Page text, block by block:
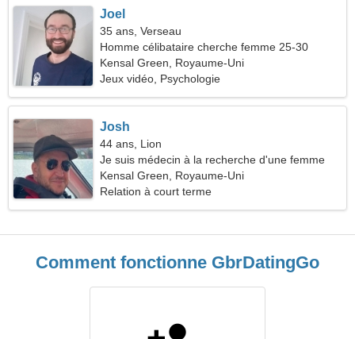
Joel
35 ans, Verseau
Homme célibataire cherche femme 25-30
Kensal Green, Royaume-Uni
Jeux vidéo, Psychologie
Josh
44 ans, Lion
Je suis médecin à la recherche d'une femme
atypique
Kensal Green, Royaume-Uni
Relation à court terme
Comment fonctionne GbrDatingGo